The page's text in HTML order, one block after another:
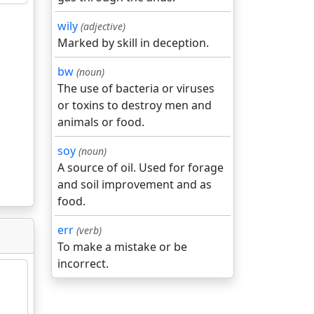
wily (adjective)
Marked by skill in deception.
bw (noun)
The use of bacteria or viruses
or toxins to destroy men and
animals or food.
soy (noun)
A source of oil. Used for forage
and soil improvement and as
food.
err (verb)
To make a mistake or be
incorrect.